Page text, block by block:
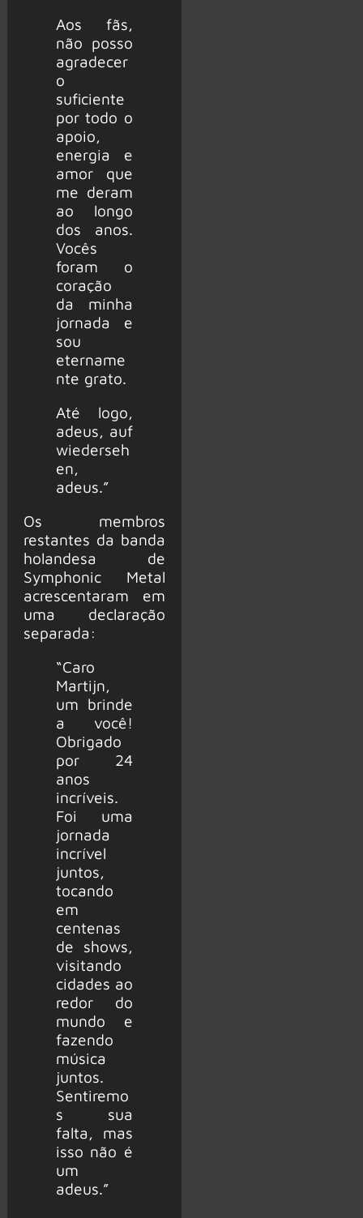
Aos fãs,
não posso
agradecer
o
suficiente
por todo o
apoio,
energia e
amor que
me deram
ao longo
dos anos.
Vocês
foram o
coração
da minha
jornada e
sou
etername
nte grato.
Até logo,
adeus, auf
wiederseh
en,
adeus.”
Os membros
restantes da banda
holandesa de
Symphonic Metal
acrescentaram em
uma declaração
separada:
“Caro
Martijn,
um brinde
a você!
Obrigado
por 24
anos
incríveis.
Foi uma
jornada
incrível
juntos,
tocando
em
centenas
de shows,
visitando
cidades ao
redor do
mundo e
fazendo
música
juntos.
Sentiremo
s sua
falta, mas
isso não é
um
adeus.”